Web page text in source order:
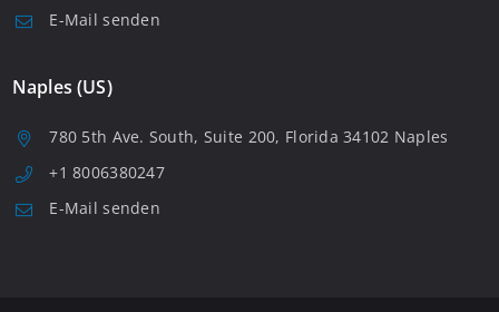
E-Mail senden
Naples (US)
780 5th Ave. South, Suite 200, Florida 34102 Naples
+1 8006380247
E-Mail senden